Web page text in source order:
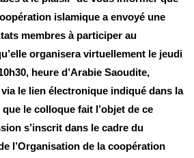
islamique a envoyé une
membres à participer au
organisera virtuellement le jeudi
heure d’Arabie Saoudite,
le lien électronique indiqué dans la
le colloque fait l’objet de ce
s’inscrit dans le cadre du
l’Organisation de la coopération